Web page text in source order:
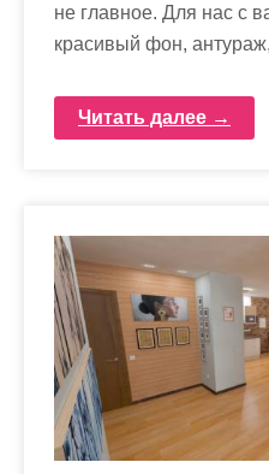
не главное. Для нас с
красивый фон,
Читать далее →